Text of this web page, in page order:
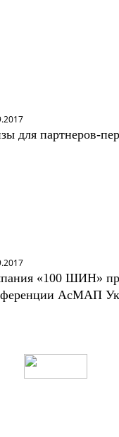
для партнеров-
«100 ШИН»
АсМАП